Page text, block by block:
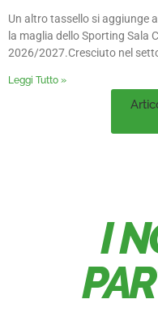
Un altro tassello si aggiunge
la maglia dello Sporting Sala
2026/2027.Cresciuto nel
Leggi Tutto »
I